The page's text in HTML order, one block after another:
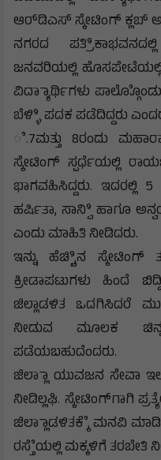
ಆರ್‌ಡಿಎಸ್ ಸ್ಕೇಟಿಂಗ್ ಕ್ಲಬ್
ನಗರದ
ಜನವರಿಯಲ್ಲಿ ಹೊಸಪೇಟೆಯಲ್ಲಿ
ವಿದ್ಯಾಾರ್ಥಿಗಳು
ಬೆಳ್ಳಿಿ ಪದಕ ಪಡೆದಿದ್ದರು
ೆ.7ಮತ್ತು 8ರಂದು
ಸ್ಕೇಟಿಂಗ್ ಸ್ಪರ್ಧೆಯಲ್ಲಿ
ಭಾಗವಹಿಸಿದ್ದರು.
ಹರ್ಷಿತಾ, ಸಾನ್ವಿಿ ಹಾಗೂ
ಎಂದು ಮಾಹಿತಿ ನೀಡಿದರು.
ಇನ್ನು ಹೆಚ್ಚಿಿನ ಸ್ಕೇಟಿಂಗ್
ಕ್ರೀಡಾಪಟುಗಳು ಹಿಂದೆ
ಜಿಲ್ಲಾಡಳಿತ ಒದಗಿಸಿದರೆ
ನೀಡುವ ಮೂಲಕ
ಪಡೆಯಬಹುದೆಂದರು.
ಜಿಲ್ಲಾಾ ಯುವಜನ ಸೇವಾ
ನೀಡಿಲ್ಲಘಿ. ಸ್ಕೇಟಿಂಗ್‌ಗಾಗಿ
ಜಿಲ್ಲಾಾಡಳಿತಕ್ಕೆೆ ಮನವಿ
ರಸ್ತೆೆಯಲ್ಲಿ ಮಕ್ಕಳಿಗೆ ತರಬೇತಿ